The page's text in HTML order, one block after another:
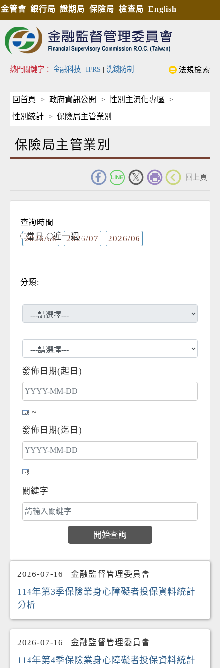
金管會 銀行局 證期局 保險局 檢查局 English
熱門關鍵字： 金融科技 | IFRS | 洗錢防制 法規檢索
回首頁 政府資訊公開
性別主流化專區
性別統計
保險局主管業別
保險局主管業別
回上頁
查詢時間
當日 近一週
2026/08 2026/07 2026/06
分類:
發佈日期(起日)
~
發佈日期(迄日)
關鍵字
2026-07-16 金融監督管理委員會
114年第3季保險業身心障礙者投保資料統計
分析
2026-07-16 金融監督管理委員會
114年第4季保險業身心障礙者投保資料統計